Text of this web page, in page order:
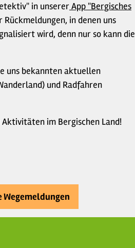
in unsererApp "Bergisches
in denen uns
wird, denn nur so kann die
uns bekannten aktuellen
und Radfahren
im Bergischen Land!